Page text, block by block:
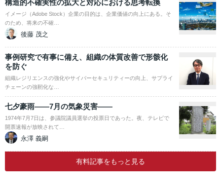
構造的不確実性の拡大と対応における思考転換
イメージ（Adobe Stock）企業の目的は、企業価値の向上にある。そ
のため、将来の不確…
後藤 茂之
事例研究で有事に備え、組織の体質改善で形骸化
を防ぐ
組織レジリエンスの強化やサイバーセキュリティーの向上、サプライ
チェーンの強靭化な…
七夕豪雨――7月の気象災害――
1974年7月7日は、参議院議員選挙の投票日であった。夜、テレビで
開票速報が放映されて…
永澤 義嗣
有料記事をもっと見る